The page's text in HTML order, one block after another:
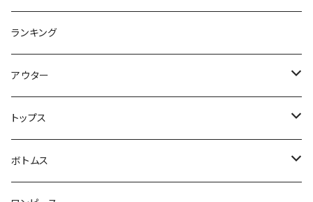
ランキング
アウター
ジャケット・コート
トップス
スウェット・パーカー
ボトムス